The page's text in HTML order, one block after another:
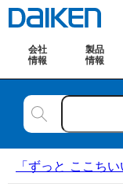
会社
情報
製品
情報
「ずっと ここち